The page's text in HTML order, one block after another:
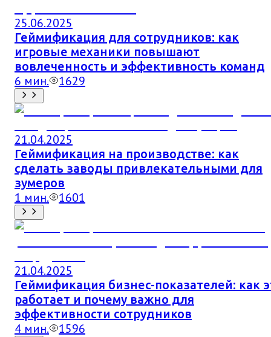
25.06.2025
Геймификация для сотрудников: как
игровые механики повышают
вовлеченность и эффективность команд
6 мин. 1629
21.04.2025
Геймификация на производстве: как
сделать заводы привлекательными для
зумеров
1 мин. 1601
21.04.2025
Геймификация бизнес-показателей: как
работает и почему важно для
эффективности сотрудников
4 мин. 1596